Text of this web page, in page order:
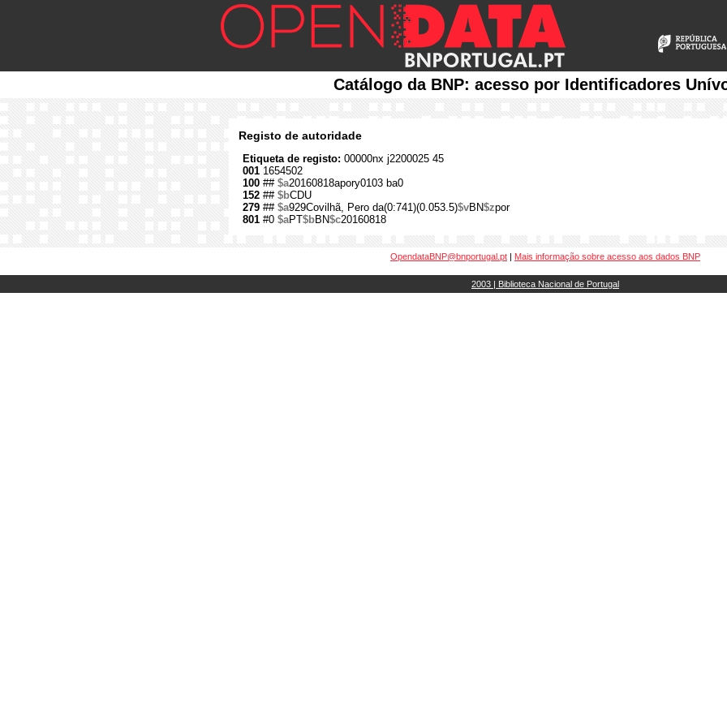
Catálogo da BNP: acesso por Identificadores
Registo de autoridade
Etiqueta de registo: 00000nx j2200025 45
001 1654502
100 ## $a20160818apory0103 ba0
152 ## $bCDU
279 ## $a929Covilhã, Pero da(0:741)(0.053.5)$vBN$zpor
801 #0 $aPT$bBN$c20160818
OpendataBNP@bnportugal.pt | Mais informação sobre acesso aos dados BNP
2003 | Biblioteca Nacional de Portugal